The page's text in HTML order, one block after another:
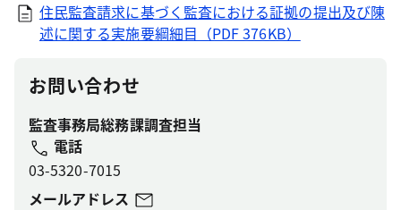
住民監査請求に基づく監査における証拠の提出及び陳
述に関する実施要綱細目（PDF 376KB）
お問い合わせ
監査事務局総務課調査担当
電話
03-5320-7015
メールアドレス